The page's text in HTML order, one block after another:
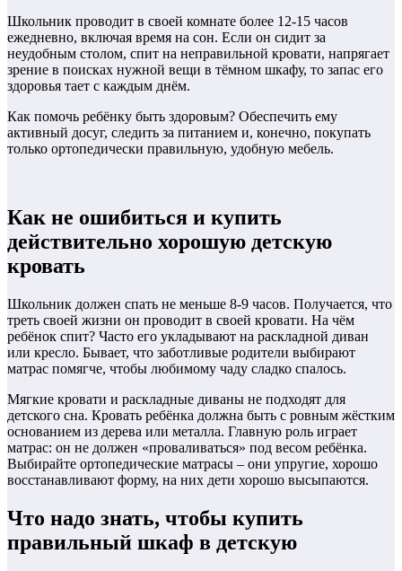
Школьник проводит в своей комнате более 12-15 часов
ежедневно, включая время на сон. Если он сидит за
неудобным столом, спит на неправильной кровати, напрягает
зрение в поисках нужной вещи в тёмном шкафу, то запас его
здоровья тает с каждым днём.
Как помочь ребёнку быть здоровым? Обеспечить ему
активный досуг, следить за питанием и, конечно, покупать
только ортопедически правильную, удобную мебель.
Как не ошибиться и купить
действительно хорошую детскую
кровать
Школьник должен спать не меньше 8-9 часов. Получается, что
треть своей жизни он проводит в своей кровати. На чём
ребёнок спит? Часто его укладывают на раскладной диван
или кресло. Бывает, что заботливые родители выбирают
матрас помягче, чтобы любимому чаду сладко спалось.
Мягкие кровати и раскладные диваны не подходят для
детского сна. Кровать ребёнка должна быть с ровным жёстким
основанием из дерева или металла. Главную роль играет
матрас: он не должен «проваливаться» под весом ребёнка.
Выбирайте ортопедические матрасы – они упругие, хорошо
восстанавливают форму, на них дети хорошо высыпаются.
Что надо знать, чтобы купить
правильный шкаф в детскую